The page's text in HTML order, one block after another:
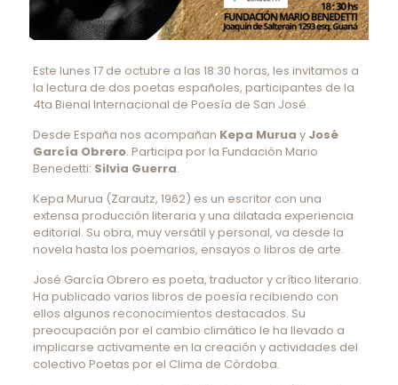
Este lunes 17 de octubre a las 18:30 horas, les invitamos a
la lectura de dos poetas españoles, participantes de la
4ta Bienal Internacional de Poesía de San José.
Desde España nos acompañan Kepa Murua y José
García Obrero. Participa por la Fundación Mario
Benedetti: Silvia Guerra.
Kepa Murua (Zarautz, 1962) es un escritor con una
extensa producción literaria y una dilatada experiencia
editorial. Su obra, muy versátil y personal, va desde la
novela hasta los poemarios, ensayos o libros de arte.
José García Obrero es poeta, traductor y crítico literario.
Ha publicado varios libros de poesía recibiendo con
ellos algunos reconocimientos destacados. Su
preocupación por el cambio climático le ha llevado a
implicarse activamente en la creación y actividades del
colectivo Poetas por el Clima de Córdoba.